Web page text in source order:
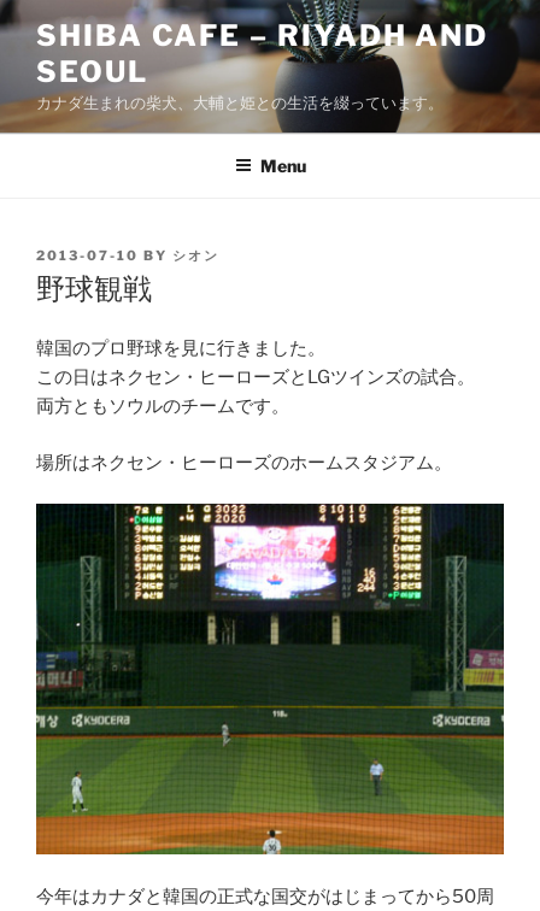
Skip
content
SHIBA CAFE – RIYADH AND
SEOUL
カナダ生まれの柴犬、大輔と姫との生活を綴っています。
Menu
POSTED
ON
2013-07-10 BY シオン
野球観戦
韓国のプロ野球を見に行きました。
この日はネクセン・ヒーローズとLGツインズの試合。
両方ともソウルのチームです。
場所はネクセン・ヒーローズのホームスタジアム。
今年はカナダと韓国の正式な国交がはじまってから50周